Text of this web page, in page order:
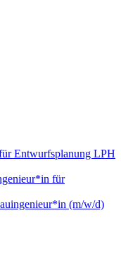
Entwurfsplanung LPH
für
(m/w/d)